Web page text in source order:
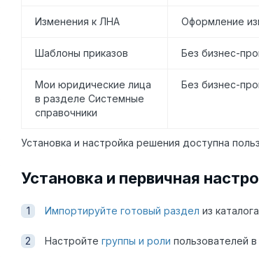
Изменения к ЛНА Оформление
Шаблоны приказов Без бизнес-
Мои юридические лица
в разделе Системные
справочники
Без бизнес-
Установка и настройка решения доступна
Установка и первичная
Импортируйте готовый раздел из каталога
Настройте группы и роли пользователей